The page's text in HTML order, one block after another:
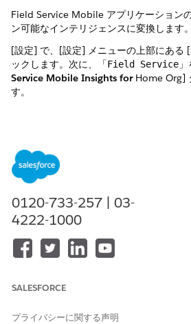
Field Service Mobile アプリケーション
ン可能なインテリジェンスに変換します。
[設定] で、[設定] メニューの上部にある [
ックします。次に、「Field Service
Service Mobile Insights forHome Org]
す。
[Manage Users (ユーザーの管理)] で [
クします。
: Tableau Next
ミアムアプリケーションへの参照の
Data Cloud ユーザーを選択します。
条件と検索: ユーザー検索条件を使用
ザーまたはすでに「割り当て済み」
視します。このダッシュボードには
0120-733-257 | 03-
4222-1000
SALESFORCE
プライバシーに関する声明